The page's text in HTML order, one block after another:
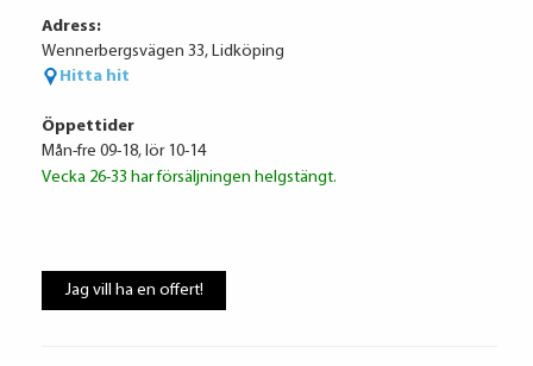
Ränta
Uppläggningsavgift
Administrationskostnad
Om du inte kan betala tillbaka skulden i
Adress:
Wennerbergsvägen 33, Lidköping
Hitta hit
Öppettider
Mån-fre 09-18, lör 10-14
Vecka 26-33 har försäljningen helgstängt.
Jag vill ha en offert!